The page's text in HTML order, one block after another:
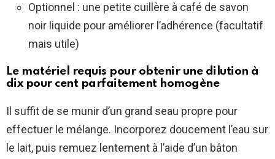
Optionnel : une petite cuillère à café de savon
noir liquide pour améliorer l’adhérence (facultatif
mais utile)
Le matériel requis pour obtenir une dilution à
dix pour cent parfaitement homogène
Il suffit de se munir d’un grand seau propre pour
effectuer le mélange. Incorporez doucement l’eau sur
le lait, puis remuez lentement à l’aide d’un bâton